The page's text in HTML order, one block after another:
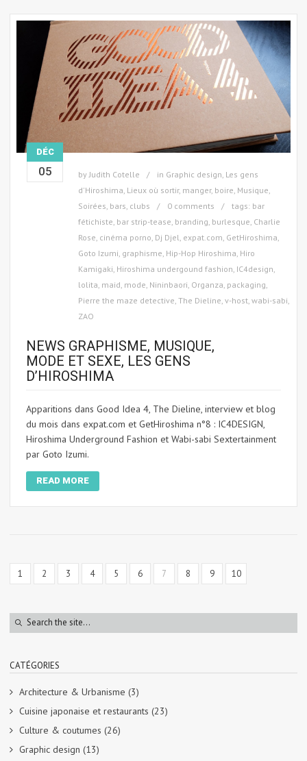
DÉC
05 by Judith Cotelle in Graphic design Les gens
d'Hiroshima Lieux où sortir, manger, boire Musique
Soirées, bars, clubs
0 comments tags: bar
fétichiste bar strip-tease branding burlesque Charlie
Rose cinéma porno Dj Djel expat.com GetHiroshima
Goto Izumi graphisme Hip-Hop Hiroshima Hiro
Kamigaki Hiroshima undergound fashion IC4design
lolita maid mode Nininbaori Organza packaging
Pierre the maze detective The Dieline v-host wabi-sabi
ZAO
NEWS GRAPHISME, MUSIQUE,
MODE ET SEXE, LES GENS
D’HIROSHIMA
Apparitions dans Good Idea 4, The Dieline, interview et blog
du mois dans expat.com et GetHiroshima n°8 : IC4DESIGN,
Hiroshima Underground Fashion et Wabi-sabi Sextertainment
par Goto Izumi.
READ MORE
1 2 3 4 5 6 7 8 9 10
CATÉGORIES
Architecture & Urbanisme (3)
Cuisine japonaise et restaurants (23)
Culture & coutumes (26)
Graphic design (13)